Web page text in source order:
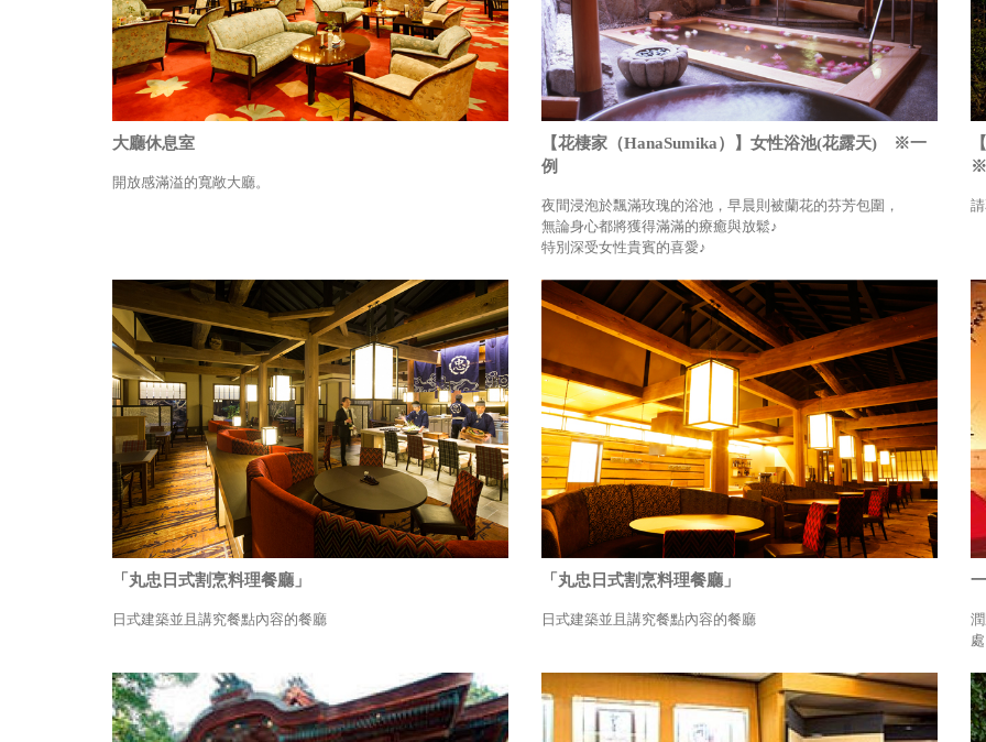
大廳休息室
開放感滿溢的寬敞大廳。
【花棲家（HanaSumika）】女性浴池(花露天) ※一
例
夜間浸泡於飄滿玫瑰的浴池，早晨則被蘭花的芬芳包圍，
無論身心都將獲得滿滿的療癒與放鬆♪
特別深受女性貴賓的喜愛♪
※
「丸忠日式割烹料理餐廳」
日式建築並且講究餐點內容的餐廳
「丸忠日式割烹料理餐廳」
日式建築並且講究餐點內容的餐廳